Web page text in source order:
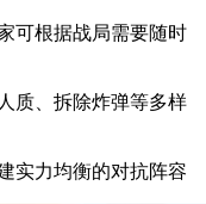
可根据战局需要随时
质、拆除炸弹等多样
实力均衡的对抗阵容